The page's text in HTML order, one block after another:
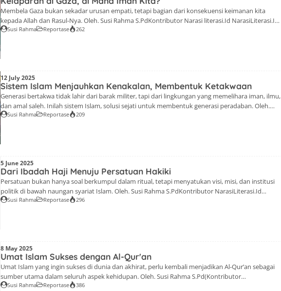
Membela Gaza bukan sekadar urusan empati, tetapi bagian dari konsekuensi keimanan kita
kepada Allah dan Rasul-Nya. Oleh. Susi Rahma S.PdKontributor Narasi literasi.Id NarasiLiterasi.Id-
-Majelis Taklim Lentera Quran bulan ini hadir kembali pada tanggal 7 September 2025 di Masjid
Susi Rahma Reportase 262
12 July 2025
Sistem Islam Menjauhkan Kenakalan, Membentuk Ketakwaan
Generasi bertakwa tidak lahir dari barak militer, tapi dari lingkungan yang memelihara iman, ilmu,
dan amal saleh. Inilah sistem Islam, solusi sejati untuk membentuk generasi peradaban. Oleh.
Susi Rahma S.PdKontributor NarasiLiterasi.Id NarasiLiterasi.Id-Majelis Taklim Lentera Quran
Susi Rahma Reportase 209
5 June 2025
Dari Ibadah Haji Menuju Persatuan Hakiki
Persatuan bukan hanya soal berkumpul dalam ritual, tetapi menyatukan visi, misi, dan institusi
politik di bawah naungan syariat Islam. Oleh. Susi Rahma S.PdKontributor NarasiLiterasi.Id
NarasiLiterasi.Id-Majelis Taklim Lentera Qur'an pada bulan Juni ini diselenggarakan tanggal 1 Juni
Susi Rahma Reportase 296
8 May 2025
Umat Islam Sukses dengan Al-Qur'an
Umat Islam yang ingin sukses di dunia dan akhirat, perlu kembali menjadikan Al-Qur’an sebagai
sumber utama dalam seluruh aspek kehidupan. Oleh. Susi Rahma S.Pd(Kontributor
NarasiLiterasi.Id) NarasiLiterasi.Id-Majelis Taklim Lentera Qur'an kembali digelar. Masih
Susi Rahma Reportase 386